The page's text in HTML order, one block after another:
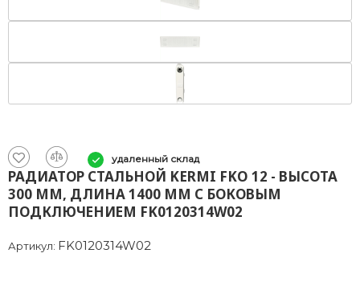
удаленный склад
РАДИАТОР СТАЛЬНОЙ KERMI FKO 12 - ВЫСОТА
300 ММ, ДЛИНА 1400 ММ С БОКОВЫМ
ПОДКЛЮЧЕНИЕМ FK0120314W02
Артикул: FK0120314W02